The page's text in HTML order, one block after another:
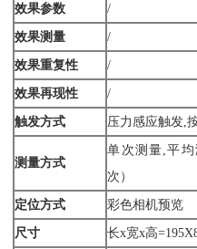
效果参数
/
效果测量
/
效果重复性
/
效果再现性
/
触发方式
压力感应触发,
测量方式
单次测量,平均
次）
定位方式
彩色相机预览
尺寸
长x宽x高